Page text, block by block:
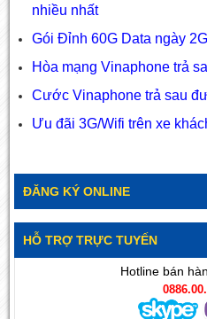
nhiều nhất
Gói Đỉnh 60G Data ngày
Hòa mạng Vinaphone trả
Cước Vinaphone trả sau
Ưu đãi 3G/Wifi trên xe
ĐĂNG KÝ ONLINE
HỖ TRỢ TRỰC TUYẾN
Hotline bán